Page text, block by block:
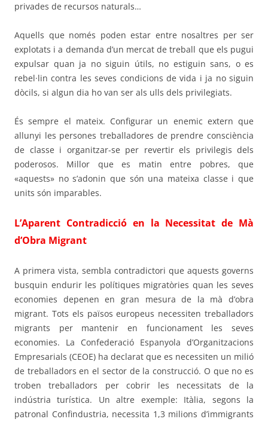
privades de recursos naturals…
Aquells que només poden estar entre nosaltres per ser
explotats i a demanda d’un mercat de treball que els pugui
expulsar quan ja no siguin útils, no estiguin sans, o es
rebel·lin contra les seves condicions de vida i ja no siguin
dòcils, si algun dia ho van ser als ulls dels privilegiats.
És sempre el mateix. Configurar un enemic extern que
allunyi les persones treballadores de prendre consciència
de classe i organitzar-se per revertir els privilegis dels
poderosos. Millor que es matin entre pobres, que
«aquests» no s’adonin que són una mateixa classe i que
units són imparables.
L’Aparent Contradicció en la Necessitat de Mà
d’Obra Migrant
A primera vista, sembla contradictori que aquests governs
busquin endurir les polítiques migratòries quan les seves
economies depenen en gran mesura de la mà d’obra
migrant. Tots els països europeus necessiten treballadors
migrants per mantenir en funcionament les seves
economies. La Confederació Espanyola d’Organitzacions
Empresarials (CEOE) ha declarat que es necessiten un milió
de treballadors en el sector de la construcció. O que no es
troben treballadors per cobrir les necessitats de la
indústria turística. Un altre exemple: Itàlia, segons la
patronal Confindustria, necessita 1,3 milions d’immigrants